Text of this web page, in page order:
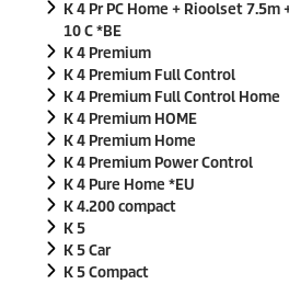
K 4 Pr PC Home + Rioolset 7.5m
10 C *BE
K 4 Premium
K 4 Premium Full Control
K 4 Premium Full Control Home
K 4 Premium HOME
K 4 Premium Home
K 4 Premium Power Control
K 4 Pure Home *EU
K 4.200 compact
K 5
K 5 Car
K 5 Compact